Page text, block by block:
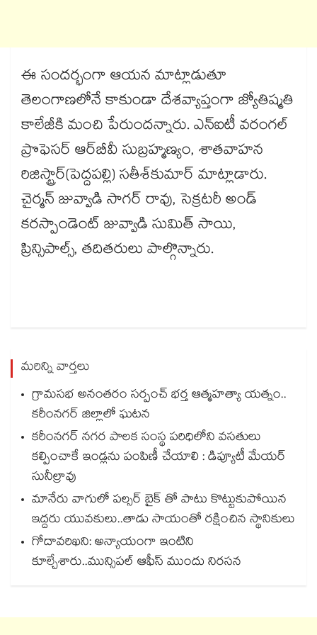
ఈ సందర్భంగా ఆయన మాట్లాడుతూ
తెలంగాణలోనే కాకుండా దేశవ్యాప్తంగా జ్యోతిష్మతి
కాలేజీకి మంచి పేరుందన్నారు. ఎన్‌‌‌‌ఐటీ వరంగల్‌‌‌‌
ప్రొఫెసర్‌‌‌‌‌‌‌‌ ఆర్‌‌‌‌‌‌‌‌బీవీ సుబ్రహ్మణ్యం, శాతవాహన
రిజిస్ట్రార్‌‌‌‌‌‌‌‌(పెద్దపల్లి) సతీశ్‌‌‌‌కుమార్‌‌‌‌‌‌‌‌ మాట్లాడారు.
చైర్మన్ జువ్వాడి సాగర్ రావు, సెక్రటరీ అండ్
కరస్పాండెంట్ జువ్వాడి సుమిత్ సాయి,
ప్రిన్సిపాల్స్, తదితరులు పాల్గొన్నారు.
మరిన్ని వార్తలు
గ్రామసభ అనంతరం సర్పంచ్ భర్త ఆత్మహత్యా యత్నం..
కరీంనగర్ జిల్లాలో ఘటన
కరీంనగర్ నగర పాలక సంస్థ పరిధిలోని వసతులు
కల్పించాకే ఇండ్లను పంపిణీ చేయాలి : డిప్యూటీ మేయర్
సునీల్రావు
మానేరు వాగులో పల్సర్ బైక్ తో పాటు కొట్టుకుపోయిన
ఇద్దరు యువకులు..తాడు సాయంతో రక్షించిన స్థానికులు
గోదావరిఖని: అన్యాయంగా ఇంటిని
కూల్చేశారు..మున్సిపల్ ఆఫీస్ ముందు నిరసన